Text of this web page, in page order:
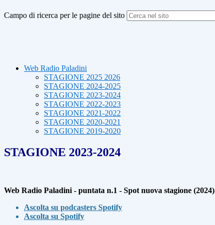
Campo di ricerca per le pagine del sito
Web Radio Paladini
STAGIONE 2025 2026
STAGIONE 2024-2025
STAGIONE 2023-2024
STAGIONE 2022-2023
STAGIONE 2021-2022
STAGIONE 2020-2021
STAGIONE 2019-2020
STAGIONE 2023-2024
Web Radio Paladini - puntata n.1 - Spot nuova stagione (2024)
Ascolta su podcasters Spotify
Ascolta su Spotify